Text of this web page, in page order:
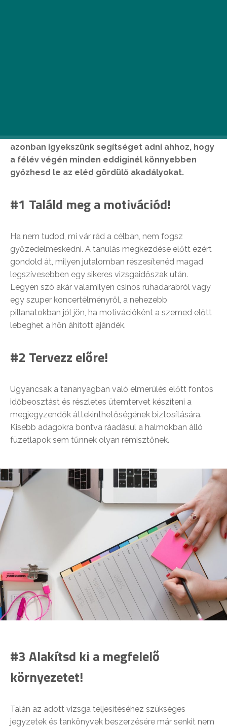
magával hordozza. Következő tippjeinkkel
azonban igyekszünk segítséget adni ahhoz, hogy
a félév végén minden eddiginél könnyebben
győzhesd le az eléd gördülő akadályokat.
#1 Találd meg a motivációd!
Ha nem tudod, mi vár rád a célban, nem fogsz
győzedelmeskedni. A tanulás megkezdése előtt ezért
gondold át, milyen jutalomban részesítenéd magad
legszívesebben egy sikeres vizsgaidőszak után.
Legyen szó akár valamilyen csinos ruhadarabról vagy
egy szuper koncertélményről, a nehezebb
pillanatokban jól jön, ha motivációként a szemed előtt
lebeghet a hőn áhított ajándék.
#2 Tervezz előre!
Ugyancsak a tananyagban való elmerülés előtt fontos
időbeosztást és részletes ütemtervet készíteni a
megjegyzendők áttekinthetőségének biztosítására.
Kisebb adagokra bontva ráadásul a halmokban álló
füzetlapok sem tűnnek olyan rémisztőnek.
#3 Alakítsd ki a megfelelő
környezetet!
Talán az adott vizsga teljesítéséhez szükséges
jegyzetek és tankönyvek beszerzésére már senkit nem